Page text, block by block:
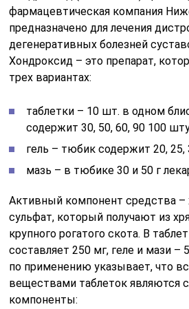
сульфат, который получают из
крупного рогатого скота. В
составляет 250 мг, геле и мази –
по применению указывает, что
веществами таблеток являются